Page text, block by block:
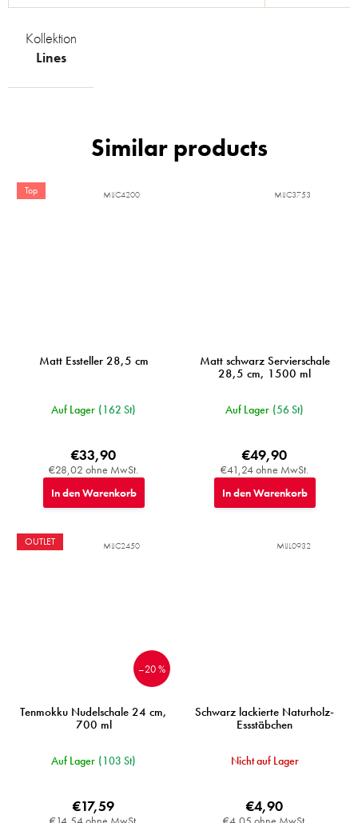
Kollektion
Lines
Top
Matt Essteller 28,5 cm
Auf Lager (162 St)
€28,02 ohne MwSt.
€33,90
In den Warenkorb
MIJC4200
Matt schwarz Servierschale
28,5 cm, 1500 ml
Auf Lager (56 St)
€41,24 ohne MwSt.
€49,90
In den Warenkorb
MIJC3753
OUTLET
–20 %
Tenmokku Nudelschale 24 cm,
700 ml
Auf Lager (103 St)
€17,59
MIJC2450
Schwarz lackierte Naturholz-
Essstäbchen
Nicht auf Lager
€4,90
MIJL0932